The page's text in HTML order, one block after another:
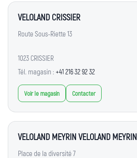
VELOLAND CRISSIER
Route Sous-Riette 13
1023 CRISSIER
Tél. magasin : +41 216 32 92 32
Voir le magasin Contacter
VELOLAND MEYRIN VELOLAND MEYRIN
Place de la diversité 7